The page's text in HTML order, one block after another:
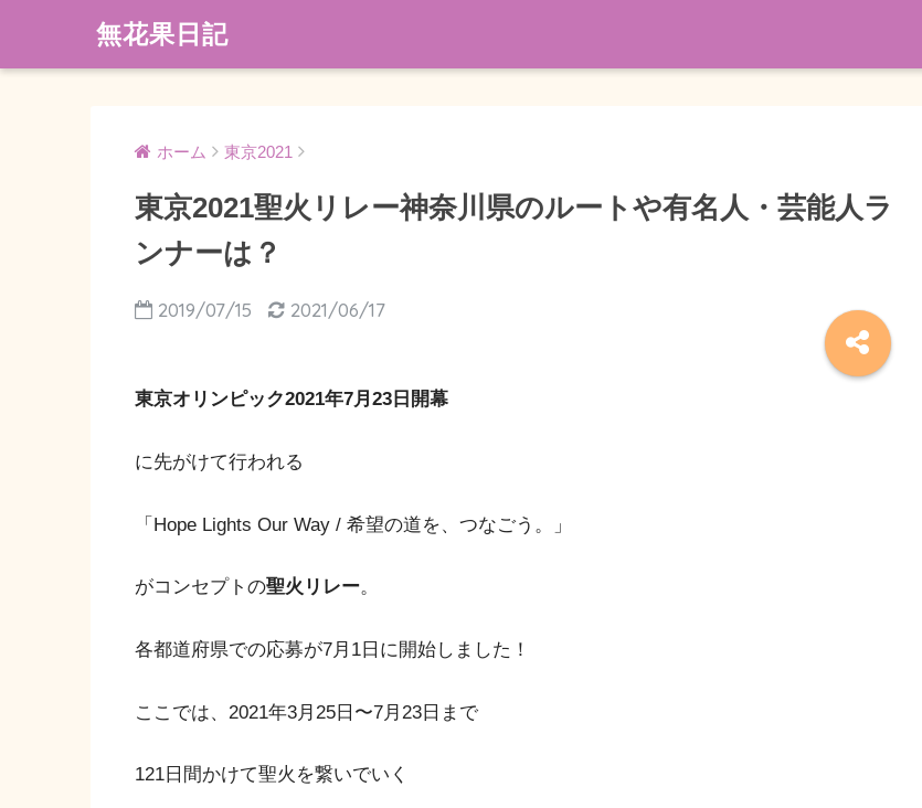
無花果日記
ホーム 東京2021
東京2021聖火リレー神奈川県のルートや有名人・芸能人ラ
ンナーは？
2019/07/15 2021/06/17
東京オリンピック2021年7月23日開幕
に先がけて行われる
「Hope Lights Our Way / 希望の道を、つなごう。」
がコンセプトの聖火リレー。
各都道府県での応募が7月1日に開始しました！
ここでは、2021年3月25日〜7月23日まで
121日間かけて聖火を繋いでいく